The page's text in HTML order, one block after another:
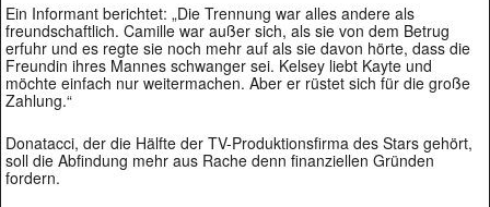
Ein Informant berichtet: „Die Trennung war alles andere als
freundschaftlich. Camille war außer sich, als sie von dem Betrug
erfuhr und es regte sie noch mehr auf als sie davon hörte, dass die
Freundin ihres Mannes schwanger sei. Kelsey liebt Kayte und
möchte einfach nur weitermachen. Aber er rüstet sich für die große
Zahlung.“
Donatacci, der die Hälfte der TV-Produktionsfirma des Stars gehört,
soll die Abfindung mehr aus Rache denn finanziellen Gründen
fordern.